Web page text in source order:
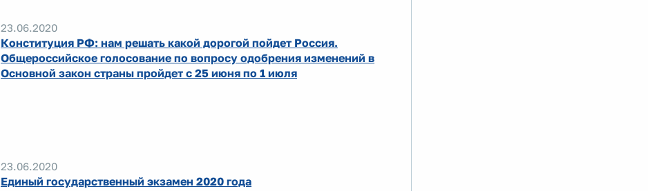
23.06.2020
Конституция РФ: нам решать какой дорогой пойдет Россия.
Общероссийское голосование по вопросу одобрения изменений в
Основной закон страны пройдет с 25 июня по 1 июля
23.06.2020
Единый государственный экзамен 2020 года